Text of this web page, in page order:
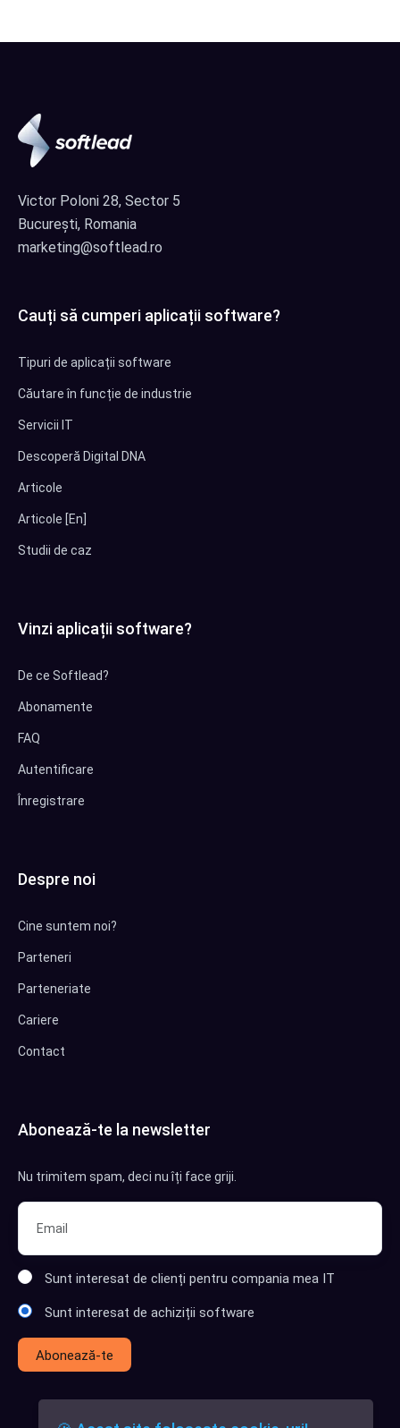
Victor Poloni 28, Sector 5
București, Romania
marketing@softlead.ro
Cauți să cumperi aplicații software?
Tipuri de aplicații software
Căutare în funcție de industrie
Servicii IT
Descoperă Digital DNA
Articole
Articole [En]
Studii de caz
Vinzi aplicații software?
De ce Softlead?
Abonamente
FAQ
Autentificare
Înregistrare
Despre noi
Cine suntem noi?
Parteneri
Parteneriate
Cariere
Contact
Abonează-te la newsletter
Nu trimitem spam, deci nu îți face griji.
Sunt interesat de clienți pentru compania mea IT
Sunt interesat de achiziții software
Abonează-te